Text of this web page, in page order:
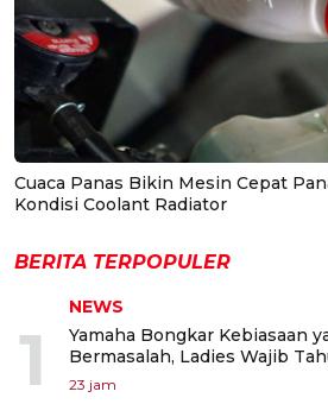
Cuaca Panas Bikin Mesin Cepat
Kondisi Coolant Radiator
BERITA TERPOPULER
1
NEWS
Yamaha Bongkar Kebiasaan
Bermasalah, Ladies Wajib
23 jam